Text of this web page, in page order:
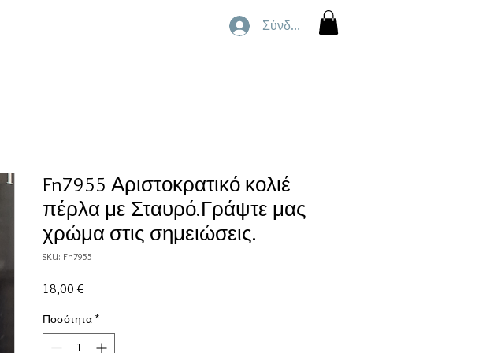
Σύνδεση
Fn7955 Αριστοκρατικό κολιέ
πέρλα με Σταυρό.Γράψτε μας
χρώμα στις σημειώσεις.
SKU: Fn7955
18,00 €
Ποσότητα *